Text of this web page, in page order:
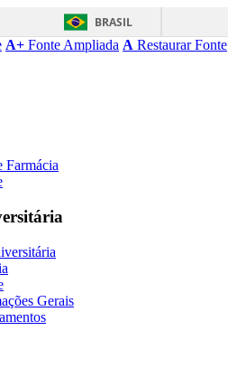
BRASIL
A+ Fonte Ampliada A Restaurar Fonte
Farmácia
Gerais